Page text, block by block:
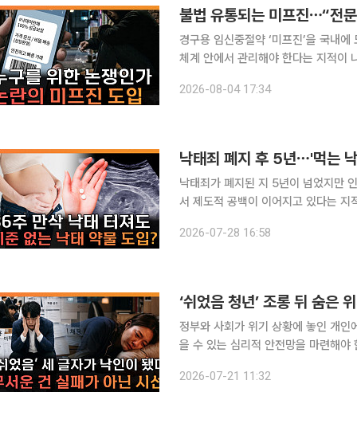
불법 유통되는 미프진⋯“전
경구용 임신중절약 ‘미프진’을 국내
체계 안에서 관리해야 한다는 지적이 나왔다. 본지 김지영 기자와 손윤희 박사는 2
2026-08-04 17:34
낙태죄 폐지 후 5년⋯'먹는
낙태죄가 폐지된 지 5년이 넘었지만
서 제도적 공백이 이어지고 있다는 지적이 나왔다. 본지 김지영 기자와 손
2026-07-28 16:58
‘쉬었음 청년’ 조롱 뒤 숨은
정부와 사회가 위기 상황에 놓인 개인
을 수 있는 심리적 안전망을 마련해야 한다는 지적이 나왔다.
높은 자살률, 청소년 자해 문제를 살
2026-07-21 11:32